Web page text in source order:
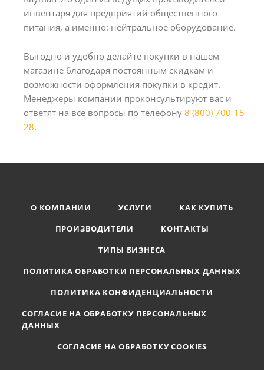
инвентаря для предприятий общественного
питания, а именно: нейтральное оборудование.
Выгодно и удобно делайте покупки в нашем
магазине благодаря постоянным скидкам и
возможности оформления покупки в кредит.
Менеджеры компании проконсультируют вас и
ответят на все вопросы по телефону 8 (800) 700-15-
28.
О КОМПАНИИ УСЛУГИ
КАК КУПИТЬ
ПРОИЗВОДИТЕЛИ
КОНТАКТЫ
ТИПЫ БИЗНЕСА
ПОЛИТИКА ОБРАБОТКИ ПЕРСОНАЛЬНЫХ ДАННЫХ
ПОЛИТИКА КОНФИДЕНЦИАЛЬНОСТИ
СОГЛАСИЕ НА ОБРАБОТКУ ПЕРСОНАЛЬНЫХ
ДАННЫХ
СОГЛАСИЕ НА ОБРАБОТКУ COOKIES